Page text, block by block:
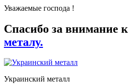
Уважаемые господа !
Спасибо за внимание к
металу.
Украинский металл